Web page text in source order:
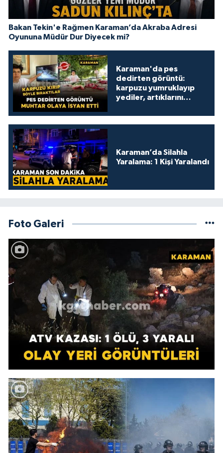
Bakan Tekin'e Rağmen Karaman’da Akraba Adresi
Oyununa Müdür Dur Diyecek mi?
Karaman'da pes
dedirten görüntü:
karpuzu yumruklayıp
yediler, artıklarını
Karaman’da Silahla
Yaralama: 1 Kişi Yaralandı
Foto Galeri